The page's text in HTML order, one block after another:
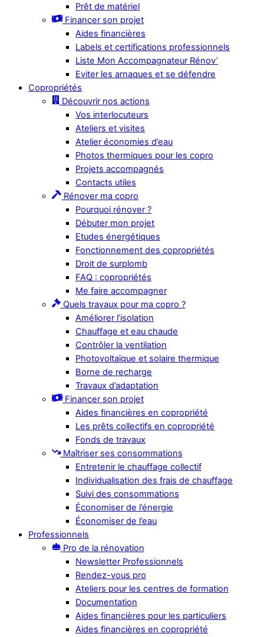
Prêt de matériel
Financer son projet
Aides financières
Labels et certifications professionnels
Liste Mon Accompagnateur Rénov’
Eviter les arnaques et se défendre
Copropriétés
Découvrir nos actions
Vos interlocuteurs
Ateliers et visites
Atelier économies d’eau
Photos thermiques pour les copro
Projets accompagnés
Contacts utiles
Rénover ma copro
Pourquoi rénover ?
Débuter mon projet
Etudes énergétiques
Fonctionnement des copropriétés
Droit de surplomb
FAQ : copropriétés
Me faire accompagner
Quels travaux pour ma copro ?
Améliorer l’isolation
Chauffage et eau chaude
Contrôler la ventilation
Photovoltaïque et solaire thermique
Borne de recharge
Travaux d’adaptation
Financer son projet
Aides financières en copropriété
Les prêts collectifs en copropriété
Fonds de travaux
Maîtriser ses consommations
Entretenir le chauffage collectif
Individualisation des frais de chauffage
Suivi des consommations
Économiser de l’énergie
Économiser de l’eau
Professionnels
Pro de la rénovation
Newsletter Professionnels
Rendez-vous pro
Ateliers pour les centres de formation
Documentation
Aides financières pour les particuliers
Aides financières en copropriété